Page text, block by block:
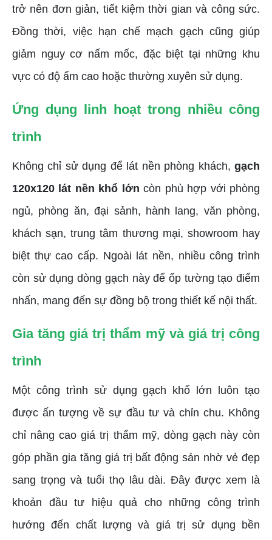
trở nên đơn giản, tiết kiệm thời gian và công sức.
Đồng thời, việc hạn chế mạch gạch cũng giúp
giảm nguy cơ nấm mốc, đặc biệt tại những khu
vực có độ ẩm cao hoặc thường xuyên sử dụng.
Ứng dụng linh hoạt trong nhiều công
trình
Không chỉ sử dụng để lát nền phòng khách, gạch
120x120 lát nền khổ lớn còn phù hợp với phòng
ngủ, phòng ăn, đại sảnh, hành lang, văn phòng,
khách sạn, trung tâm thương mại, showroom hay
biệt thự cao cấp. Ngoài lát nền, nhiều công trình
còn sử dụng dòng gạch này để ốp tường tạo điểm
nhấn, mang đến sự đồng bộ trong thiết kế nội thất.
Gia tăng giá trị thẩm mỹ và giá trị công
trình
Một công trình sử dụng gạch khổ lớn luôn tạo
được ấn tượng về sự đầu tư và chỉn chu. Không
chỉ nâng cao giá trị thẩm mỹ, dòng gạch này còn
góp phần gia tăng giá trị bất động sản nhờ vẻ đẹp
sang trọng và tuổi thọ lâu dài. Đây được xem là
khoản đầu tư hiệu quả cho những công trình
hướng đến chất lượng và giá trị sử dụng bền